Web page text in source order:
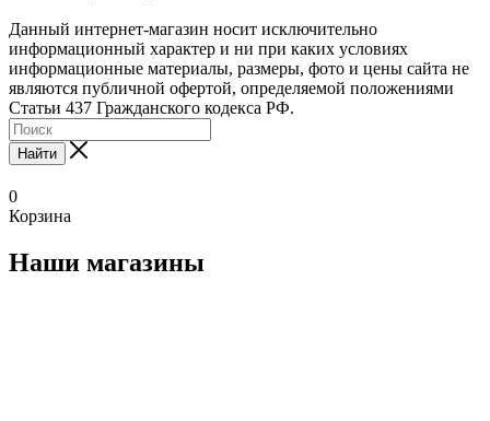
Данный интернет-магазин носит исключительно
информационный характер и ни при каких условиях
информационные материалы, размеры, фото и цены сайта не
являются публичной офертой, определяемой положениями
Статьи 437 Гражданского кодекса РФ.
Найти
0
Корзина
Наши магазины